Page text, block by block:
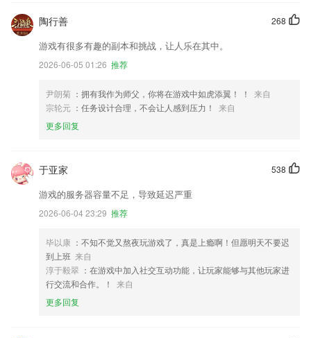
268
陶行善
游戏有很多有趣的副本和挑战，让人乐在其中。
2026-06-05 01:26 推荐
尹朗菊 ：拥有我作为师父，你将在游戏中如虎添翼！ ！
来自
宗轮元 ：任务设计合理，不会让人感到压力！
来自
更多回复
538
于亚家
游戏的服务器容量不足，导致延迟严重
2026-06-04 23:29 推荐
毕以康 ：不知不觉又熬夜玩游戏了，真是上瘾啊！但愿明天不要迟
到上班 来自
淳于毅翠 ：在游戏中加入社交互动功能，让玩家能够与其他玩家进
行交流和合作。！
来自
更多回复